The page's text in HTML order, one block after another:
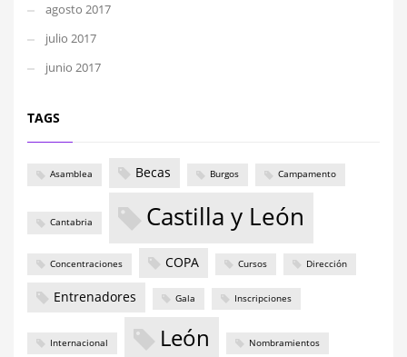
agosto 2017
julio 2017
junio 2017
TAGS
Asamblea Becas Burgos Campamento
Cantabria Castilla y León
Concentraciones COPA Cursos Dirección
Entrenadores Gala Inscripciones
Internacional León Nombramientos